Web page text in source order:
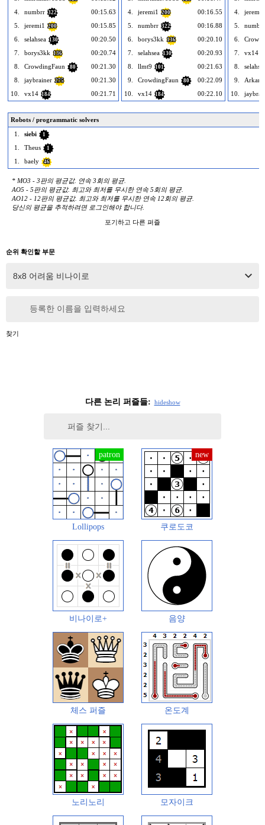
4.
numbrr 322
00:15.63
5.
jeremi1 200
00:15.85
6.
selahsea 130
00:20.50
7.
borys3kk 136
00:20.74
8.
CrowdingFaun 80
00:21.30
8.
jaybrainer 275
00:21.30
10.
vx14 184 00:21.71
4.
jeremi1 200
00:16.55
5.
numbrr 322
00:16.88
6.
borys3kk 136
00:20.10
7.
selahsea 130
00:20.93
8.
llmt9 101
00:21.63
9.
CrowdingFaun 80
00:22.09
10.
vx14 184 00:22.10
4.
jeremi1
5.
numbrr
6.
7.
vx14
8.
9.
Arkan
10.
Robots / programmatic solvers
1.
siebi 1
1. Theus 1
1. baely 46
* MO3 - 3판의 평균값. 연속 3회의 평균.
AO5 - 5판의 평균값. 최고와 최저를 무시한 연속 5회의 평균.
AO12 - 12판의 평균값. 최고와 최저를 무시한 연속 12회의 평균.
당신의 평균을 추적하려면 로그인해야 합니다.
포기하고 다른 퍼즐
순위 확인할 부문
등록한 이름을 입력하세요
찾기
다른 논리 퍼즐들: hideshow
Lollipops 쿠로도코
비나이로+ 음양
체스 퍼즐 온도계
노리노리 모자이크